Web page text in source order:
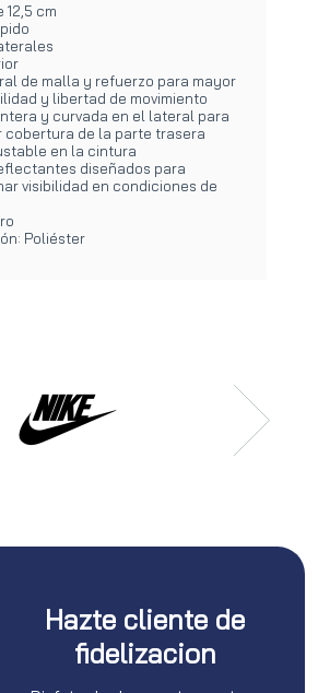
12,5 cm
de malla y refuerzo para mayor
y libertad de movimiento
y curvada en el lateral para
cobertura de la parte trasera
en la cintura
diseñados para
visibilidad en condiciones de
Poliéster
Hazte cliente de
fidelizacion